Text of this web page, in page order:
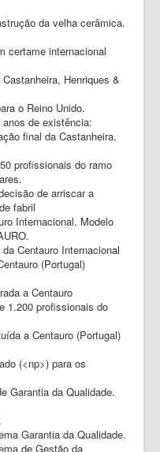
da velha cerâmica.
internacional
Henriques &
o Reino Unido.
de existência:
final da Castanheira,
do ramo
de arriscar a
fabril
Internacional. Modelo
Centauro Internacional
(Portugal)
a Centauro
1.200 profissionais do
a Centauro (Portugal)
(<np>) para os
da Qualidade.
Garantia da Qualidade.
de Gestão da